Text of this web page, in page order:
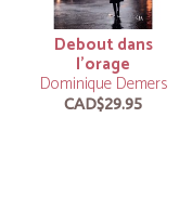
Debout dans
l'orage
Dominique Demers
CAD$29.95